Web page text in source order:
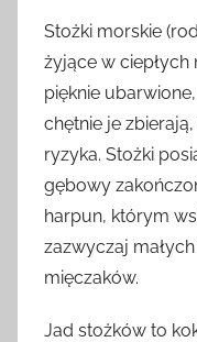
Stożki morskie
żyjące w ciepłych
pięknie
chętnie je
ryzyka. Stożki
gębowy
harpun, którym
zazwyczaj
mięczaków.
Jad stożków to